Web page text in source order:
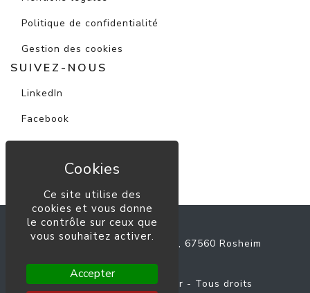
Politique de confidentialité
Gestion des cookies
SUIVEZ-NOUS
LinkedIn
Facebook
Instagram
ALFA Immobilier
91 Rue du Général de Gaulle, 67560 Rosheim
© Copyright 2026ALFA Immobilier - Tous droits
Ce site utilise des
cookies et vous donne
le contrôle sur ceux que
vous souhaitez activer.
Accepter